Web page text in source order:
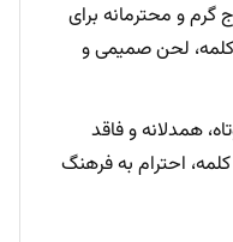
گرم و محترمانه برای
[نام عروس] و [نام داماد]؛ 80 کلمه، لحن صمیمی و
همدلانه و فاقد
کلیشه برای [نام مخاطب]؛ 60 کلمه، احترام به فرهنگ